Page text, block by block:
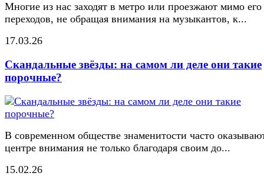
Многие из нас заходят в метро или проезжают мимо его
переходов, не обращая внимания на музыкантов, к...
17.03.26
Скандальные звёзды: на самом ли деле они такие
порочные?
В современном обществе знаменитости часто
центре внимания не только благодаря своим до...
15.02.26